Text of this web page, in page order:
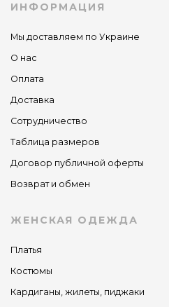
ИНФОРМАЦИЯ
Мы доставляем по Украине
О нас
Оплата
Доставка
Сотрудничество
Таблица размеров
Договор публичной оферты
Возврат и обмен
ЖЕНСКАЯ ОДЕЖДА
Платья
Костюмы
Кардиганы, жилеты, пиджаки